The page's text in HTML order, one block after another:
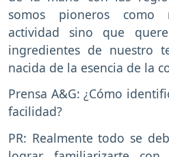
somos pioneros como
actividad sino que
ingredientes de nuestro
nacida de la esencia de la
Prensa A&G: ¿Cómo
facilidad?
PR: Realmente todo se